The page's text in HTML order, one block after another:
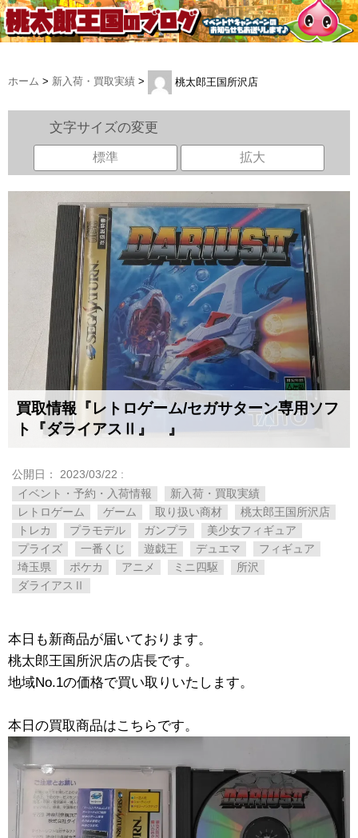
ホーム > 新入荷・買取実績 > 桃太郎王国所沢店
文字サイズの変更
標準 拡大
買取情報『レトロゲーム/セガサターン専用ソフ
ト『ダライアスⅡ』 』
公開日： 2023/03/22 :
イベント・予約・入荷情報
新入荷・買取実績
レトロゲーム
ゲーム 取り扱い商材
桃太郎王国所沢店
トレカ
プラモデル ガンプラ
美少女フィギュア
プライズ
一番くじ 遊戯王 デュエマ
フィギュア
埼玉県
ポケカ アニメ ミニ四駆
所沢
ダライアスⅡ
本日も新商品が届いております。
桃太郎王国所沢店の店長です。
地域No.1の価格で買い取りいたします。
本日の買取商品はこちらです。